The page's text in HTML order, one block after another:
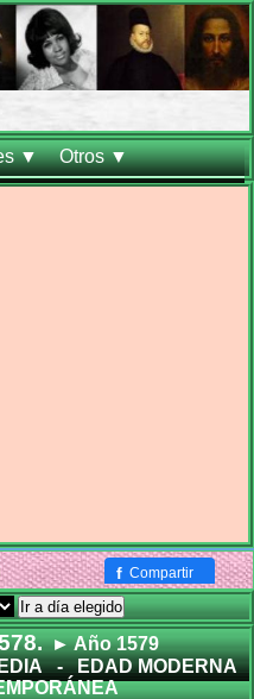
▼ Otros ▼
f Compartir
Ir a día elegido
► Año 1579
- EDAD MODERNA